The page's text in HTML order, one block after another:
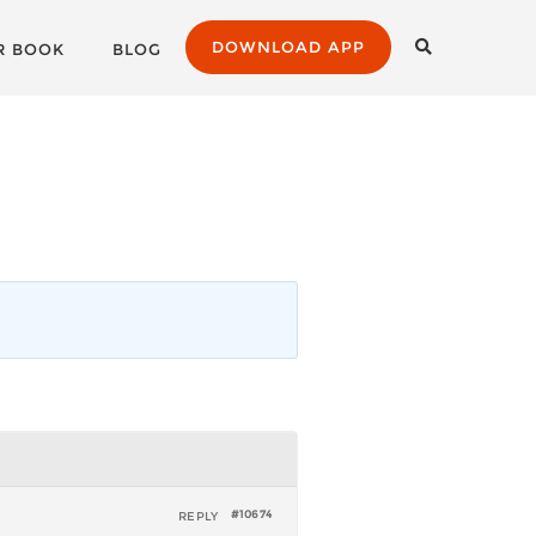
BOOK BLOG DOWNLOAD APP
#10674
REPLY